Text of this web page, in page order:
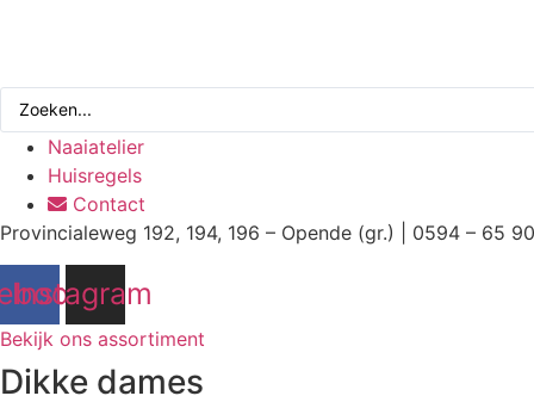
Search
Naaiatelier
Huisregels
Contact
Provincialeweg 192, 194, 196 – Opende (gr.) | 0594 – 65
Instagram
Bekijk ons assortiment
Dikke dames